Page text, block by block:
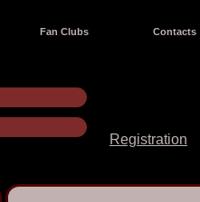
Fan Clubs Contacts
Registration